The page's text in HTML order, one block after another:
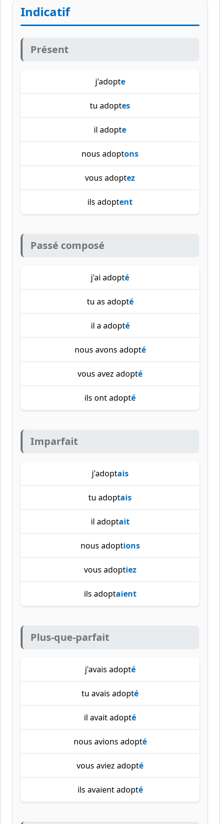
Indicatif
Présent
j'adopte
tu adoptes
il adopte
nous adoptons
vous adoptez
ils adoptent
Passé composé
j'ai adopté
tu as adopté
il a adopté
nous avons adopté
vous avez adopté
ils ont adopté
Imparfait
j'adoptais
tu adoptais
il adoptait
nous adoptions
vous adoptiez
ils adoptaient
Plus-que-parfait
j'avais adopté
tu avais adopté
il avait adopté
nous avions adopté
vous aviez adopté
ils avaient adopté